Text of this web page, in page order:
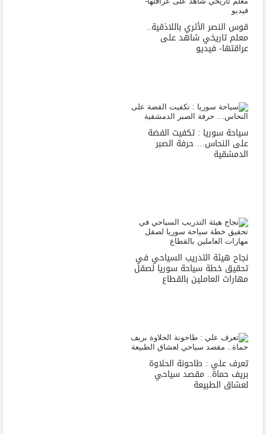
قوس النصر الأثري باللاذقية..
معلم تاريخي شاهد على
عراقتها- فيديو
سياحة سوريا : تكفيت الفضة
على النحاس… حرفة الصبر
الدمشقية
نجاح هيئة التدريب السياحي في
تحقيق خطة سياحة سوريا لصقل
مهارات العاملين بالقطاع
تعرف علي : طاحونة الحلاوة
بريف حماة.. مقصد سياحي
لعشاق الطبيعة